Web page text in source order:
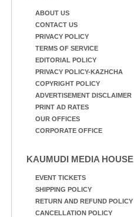
ABOUT US
CONTACT US
PRIVACY POLICY
TERMS OF SERVICE
EDITORIAL POLICY
PRIVACY POLICY-KAZHCHA
COPYRIGHT POLICY
ADVERTISEMENT DISCLAIMER
PRINT AD RATES
OUR OFFICES
CORPORATE OFFICE
KAUMUDI MEDIA HOUSE
EVENT TICKETS
SHIPPING POLICY
RETURN AND REFUND POLICY
CANCELLATION POLICY